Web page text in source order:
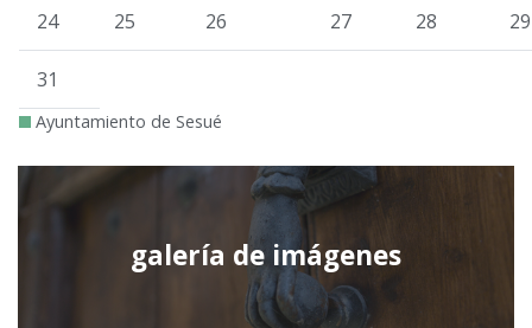
24 25 26 27 28 29
31
Ayuntamiento de Sesué
galería de imágenes